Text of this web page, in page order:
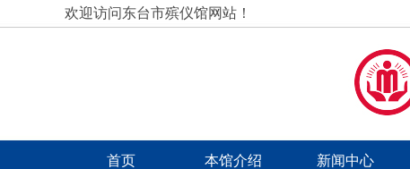
欢迎访问东台市殡仪馆网站！
首页 本馆介绍 新闻中心